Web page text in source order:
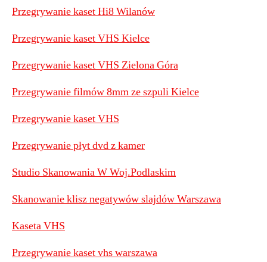
Przegrywanie kaset Hi8 Wilanów
Przegrywanie kaset VHS Kielce
Przegrywanie kaset VHS Zielona Góra
Przegrywanie filmów 8mm ze szpuli Kielce
Przegrywanie kaset VHS
Przegrywanie płyt dvd z kamer
Studio Skanowania W Woj.Podlaskim
Skanowanie klisz negatywów slajdów Warszawa
Kaseta VHS
Przegrywanie kaset vhs warszawa